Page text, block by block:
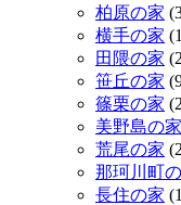
柏原の家
横手の家
田隈の家
笹丘の家
篠栗の家
美野島の家
荒尾の家
那珂川町
長住の家